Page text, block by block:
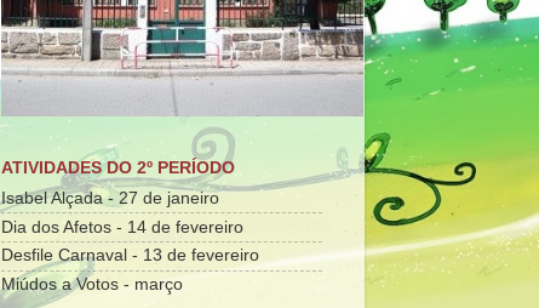
ATIVIDADES DO 2º PERÍODO
Isabel Alçada - 27 de janeiro
Dia dos Afetos - 14 de fevereiro
Desfile Carnaval - 13 de fevereiro
Miúdos a Votos - março